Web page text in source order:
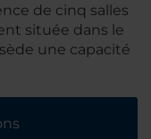
de cinq salles
située dans le
une capacité